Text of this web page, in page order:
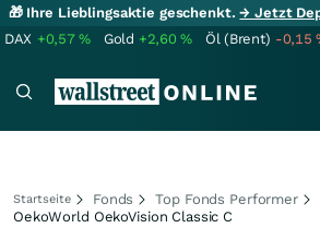
🎁 Ihre Lieblingsaktie geschenkt.→ Jetzt
DAX +0,57% Gold +2,60% Öl (Brent) -0,15
Startseite Fonds
Top Fonds Performer
OekoWorld OekoVision Classic C